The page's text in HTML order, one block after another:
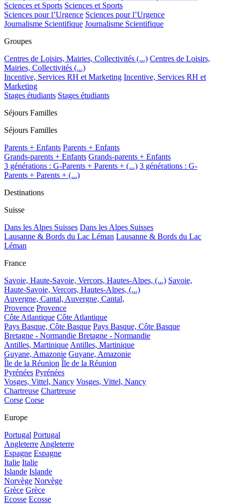
Sciences et Sports Sciences et Sports
Sciences pour l’Urgence Sciences pour l’Urgence
Journalisme Scientifique Journalisme Scientifique
Groupes
Centres de Loisirs, Mairies, Collectivités (...) Centres de Loisirs,
Mairies, Collectivités (...)
Incentive, Services RH et Marketing Incentive, Services RH et
Marketing
Stages étudiants Stages étudiants
Séjours Familles
Séjours Familles
Parents + Enfants Parents + Enfants
Grands-parents + Enfants Grands-parents + Enfants
3 générations : G-Parents + Parents + (...) 3 générations : G-
Parents + Parents + (...)
Destinations
Suisse
Dans les Alpes Suisses Dans les Alpes Suisses
Lausanne & Bords du Lac Léman Lausanne & Bords du Lac
Léman
France
Savoie, Haute-Savoie, Vercors, Hautes-Alpes, (...) Savoie,
Haute-Savoie, Vercors, Hautes-Alpes, (...)
Auvergne, Cantal, Auvergne, Cantal,
Provence Provence
Côte Atlantique Côte Atlantique
Pays Basque, Côte Basque Pays Basque, Côte Basque
Bretagne - Normandie Bretagne - Normandie
Antilles, Martinique Antilles, Martinique
Guyane, Amazonie Guyane, Amazonie
Île de la Réunion Île de la Réunion
Pyrénées Pyrénées
Vosges, Vittel, Nancy Vosges, Vittel, Nancy
Chartreuse Chartreuse
Corse Corse
Europe
Portugal Portugal
Angleterre Angleterre
Espagne Espagne
Italie Italie
Islande Islande
Norvège Norvège
Grèce Grèce
Ecosse Ecosse